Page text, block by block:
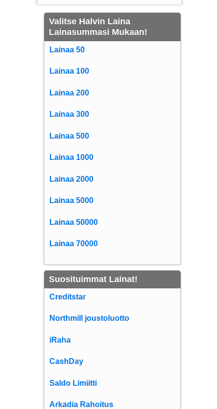
Valitse Halvin Laina
Lainasummasi Mukaan!
Lainaa 50
Lainaa 100
Lainaa 200
Lainaa 300
Lainaa 500
Lainaa 1000
Lainaa 2000
Lainaa 5000
Lainaa 50000
Lainaa 70000
Suosituimmat Lainat!
Creditstar
Northmill joustoluotto
iRaha
CashDay
Saldo Limiitti
Arkadia Rahoitus